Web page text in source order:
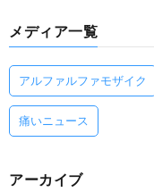
メディア一覧
アルファルファモザイク
痛いニュース
アーカイブ